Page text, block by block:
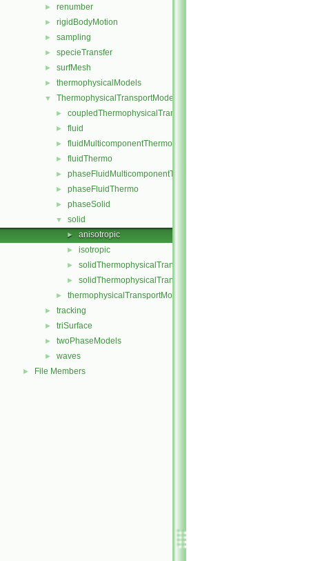
► renumber
► rigidBodyMotion
► sampling
► specieTransfer
► surfMesh
► thermophysicalModels
▼ ThermophysicalTransportModels
► coupledThermophysicalTransportModels
► fluid
► fluidMulticomponentThermo
► fluidThermo
► phaseFluidMulticomponentThermo
► phaseFluidThermo
► phaseSolid
▼ solid
► anisotropic
► isotropic
► solidThermophysicalTransportModel
► solidThermophysicalTransportModels.C
► thermophysicalTransportModel
► tracking
► triSurface
► twoPhaseModels
► waves
► File Members